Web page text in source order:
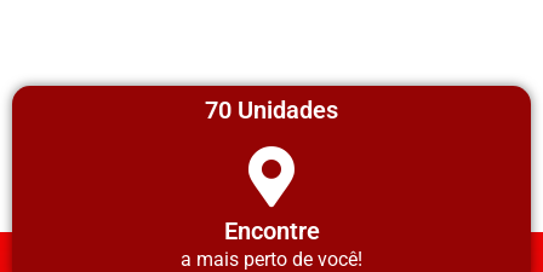
70 Unidades
Encontre
a mais perto de você!